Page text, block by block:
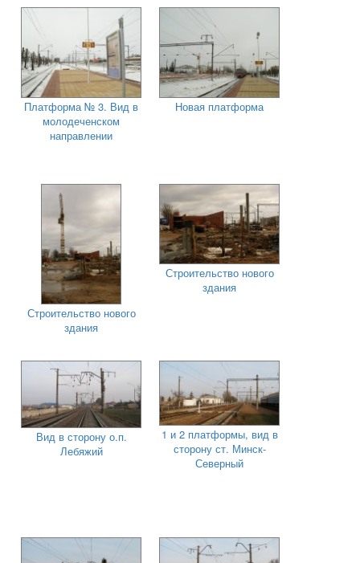
Платформа № 3. Вид в
молодеченском
направлении
Новая платформа
Строительство нового
здания
Строительство нового
здания
Вид в сторону о.п.
Лебяжий
1 и 2 платформы, вид в
сторону ст. Минск-
Северный